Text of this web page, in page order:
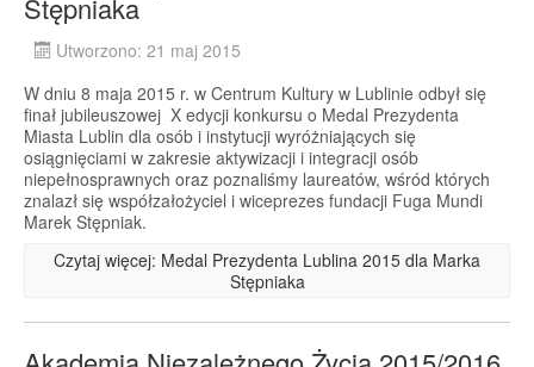
Stępniaka
Utworzono: 21 maj 2015
W dniu 8 maja 2015 r. w Centrum Kultury w Lublinie odbył się
finał jubileuszowej X edycji konkursu o Medal Prezydenta
Miasta Lublin dla osób i instytucji wyróżniających się
osiągnięciami w zakresie aktywizacji i integracji osób
niepełnosprawnych oraz poznaliśmy laureatów, wśród których
znalazł się współzałożyciel i wiceprezes fundacji Fuga Mundi
Marek Stępniak.
Czytaj więcej: Medal Prezydenta Lublina 2015 dla Marka
Stępniaka